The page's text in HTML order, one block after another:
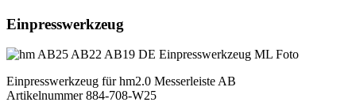
Einpresswerkzeug
Einpresswerkzeug für hm2.0 Messerleiste AB
Artikelnummer 884-708-W25